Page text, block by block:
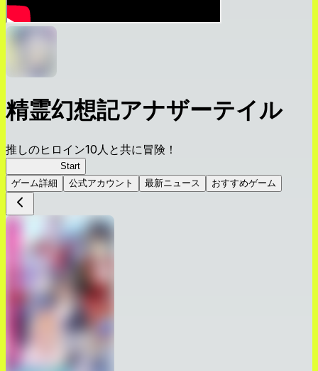
精霊幻想記アナザーテイル
推しのヒロイン10人と共に冒険！
Start
ゲーム詳細
公式アカウント 最新ニュース おすすめゲーム